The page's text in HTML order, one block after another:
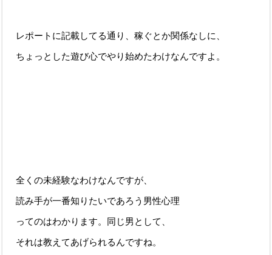
レポートに記載してる通り、稼ぐとか関係なしに、
ちょっとした遊び心でやり始めたわけなんですよ。
全くの未経験なわけなんですが、
読み手が一番知りたいであろう男性心理
ってのはわかります。同じ男として、
それは教えてあげられるんですね。